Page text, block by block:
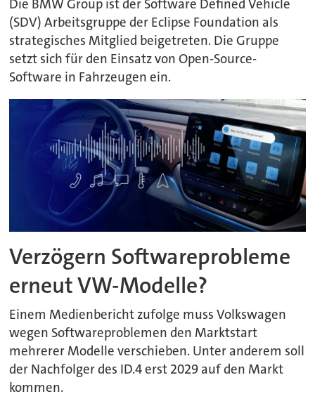
Die BMW Group ist der Software Defined Vehicle
(SDV) Arbeitsgruppe der Eclipse Foundation als
strategisches Mitglied beigetreten. Die Gruppe
setzt sich für den Einsatz von Open-Source-
Software in Fahrzeugen ein.
Verzögern Softwareprobleme
erneut VW-Modelle?
Einem Medienbericht zufolge muss Volkswagen
wegen Softwareproblemen den Marktstart
mehrerer Modelle verschieben. Unter anderem soll
der Nachfolger des ID.4 erst 2029 auf den Markt
kommen.